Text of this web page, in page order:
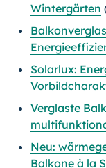
Wintergärten
Solarlux:
Verglaste
Neu:
Balkone à la